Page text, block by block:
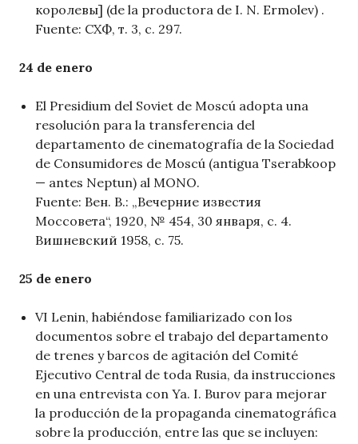
королевы] (de la productora de I. N. Ermolev) .
Fuente: СХФ, т. 3, с. 297.
24 de enero
El Presidium del Soviet de Moscú adopta una
resolución para la transferencia del
departamento de cinematografía de la Sociedad
de Consumidores de Moscú (antigua Tserabkoop
— antes Neptun) al MONO.
Fuente: Вен. В.: „Вечерние известия
Моссовета“, 1920, № 454, 30 января, с. 4.
Вишневский 1958, с. 75.
25 de enero
VI Lenin, habiéndose familiarizado con los
documentos sobre el trabajo del departamento
de trenes y barcos de agitación del Comité
Ejecutivo Central de toda Rusia, da instrucciones
en una entrevista con Ya. I. Burov para mejorar
la producción de la propaganda cinematográfica
sobre la producción, entre las que se incluyen: